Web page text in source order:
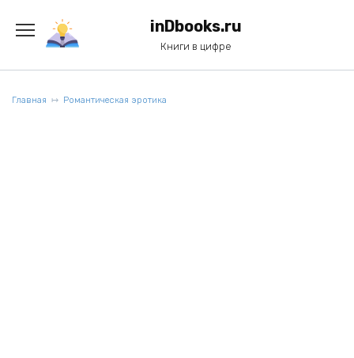
содержанию
inDbooks.ru
Книги в цифре
Главная Романтическая эротика